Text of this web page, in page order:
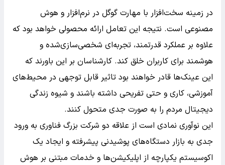
در زمینه سخت‌افزار با مهارت گوگل در نرم‌افزار و هوش
مصنوعی است. نتیجه این تعامل ارائه محصولی خواهد بود که
علاوه بر عملکرد قدرتمند، تجربه‌ای شخصی‌سازی‌شده و
هوشمند برای کاربران خلق کند. کارشناسان بر این باورند که
این عینک‌ها قادر خواهند بود تاثیر قابل توجهی در محیط‌های
آموزشی، کاری و حتی تفریحی داشته باشند و شیوه زندگی
دیجیتال مردم را به صورت جدی متحول کنند.
این نوآوری نمادی است از علاقه دو شرکت بزرگ فناوری به ورود
جدی به بازار دستگاه‌های پوشیدنی پیشرفته و ایجاد یک
اکوسیستم یکپارچه از اپلیکیشن‌ها و خدمات مبتنی بر هوش